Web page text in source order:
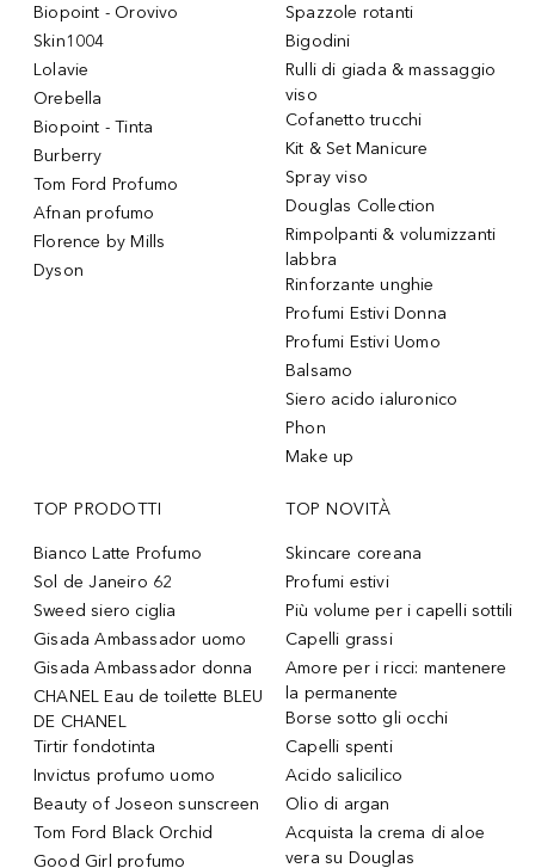
Biopoint - Orovivo
Skin1004
Lolavie
Orebella
Biopoint - Tinta
Burberry
Tom Ford Profumo
Afnan profumo
Florence by Mills
Dyson
Spazzole rotanti
Bigodini
Rulli di giada & massaggio
viso
Cofanetto trucchi
Kit & Set Manicure
Spray viso
Douglas Collection
Rimpolpanti & volumizzanti
labbra
Rinforzante unghie
Profumi Estivi Donna
Profumi Estivi Uomo
Balsamo
Siero acido ialuronico
Phon
Make up
TOP PRODOTTI
Bianco Latte Profumo
Sol de Janeiro 62
Sweed siero ciglia
Gisada Ambassador uomo
Gisada Ambassador donna
CHANEL Eau de toilette BLEU
DE CHANEL
Tirtir fondotinta
Invictus profumo uomo
Beauty of Joseon sunscreen
Tom Ford Black Orchid
Good Girl profumo
TOP NOVITÀ
Skincare coreana
Profumi estivi
Più volume per i capelli sottili
Capelli grassi
Amore per i ricci: mantenere
la permanente
Borse sotto gli occhi
Capelli spenti
Acido salicilico
Olio di argan
Acquista la crema di aloe
vera su Douglas